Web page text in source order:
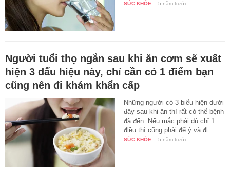
SỨC KHỎE - 5 năm trước
Người tuổi thọ ngắn sau khi ăn cơm sẽ xuất
hiện 3 dấu hiệu này, chỉ cần có 1 điểm bạn
cũng nên đi khám khẩn cấp
Những người có 3 biểu hiện dưới
đây sau khi ăn thì rất có thể bệnh
đã đến. Nếu mắc phải dù chỉ 1
điều thì cũng phải để ý và đi…
SỨC KHỎE - 5 năm trước